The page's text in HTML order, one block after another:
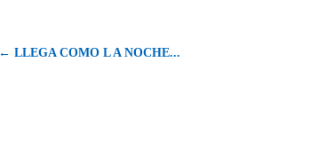
← LLEGA COMO L A NOCHE...